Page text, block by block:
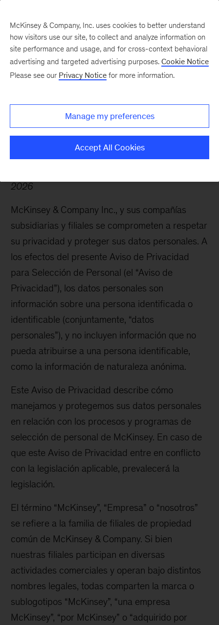
Aviso de Privacidad
sobre Selección de
Personal de McKinsey
2026
McKinsey & Company Inc., y sus compañías
subsidiarias y filiales se comprometen a respetar
su privacidad y proteger sus datos personales. A
los efectos del presente Aviso de Privacidad
para Selección de Personal (el “Aviso de
Privacidad”), los datos personales son
información sobre una persona identificada o
identificable (conjuntamente, “datos
personales”), y no incluyen información que no
pueda atribuirse a una persona identificable,
como la información de naturaleza anónima.
Este Aviso de Privacidad describe cómo
manejamos y protegemos sus datos personales
en relación con los procesos y programas de
selección de personal de McKinsey. En caso de
que este Aviso de Privacidad entre en conflicto
con la legislación aplicable, prevalecerá la
legislación.
El término “McKinsey”, “Empresa” o “nosotros”
se refiere a la familia de filiales de propiedad
común de McKinsey & Company. Si bien
nuestras filiales participan en diversas
actividades comerciales y operan bajo distintos
nombres legales, todas comparten la marca o
sublogotipos “McKinsey”, “una empresa
McKinsey”, “por McKinsey” o “adquirido por
McKinsey & Company, Inc. uses cookies to better understand
how visitors use our site, to collect and analyze information on
site performance and usage, and for cross-context behavioral
advertising and targeted advertising purposes. Cookie Notice
Please see our Privacy Notice for more information.
Manage my preferences
Accept All Cookies